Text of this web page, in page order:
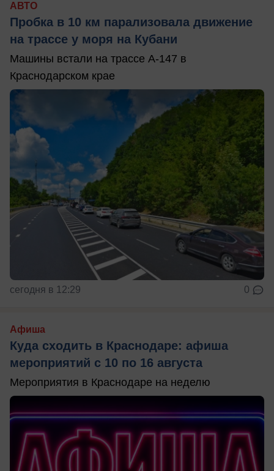
АВТО
Пробка в 10 км парализовала движение
на трассе у моря на Кубани
Машины встали на трассе А-147 в
Краснодарском крае
сегодня в 12:29 0
Афиша
Куда сходить в Краснодаре: афиша
мероприятий с 10 по 16 августа
Мероприятия в Краснодаре на неделю